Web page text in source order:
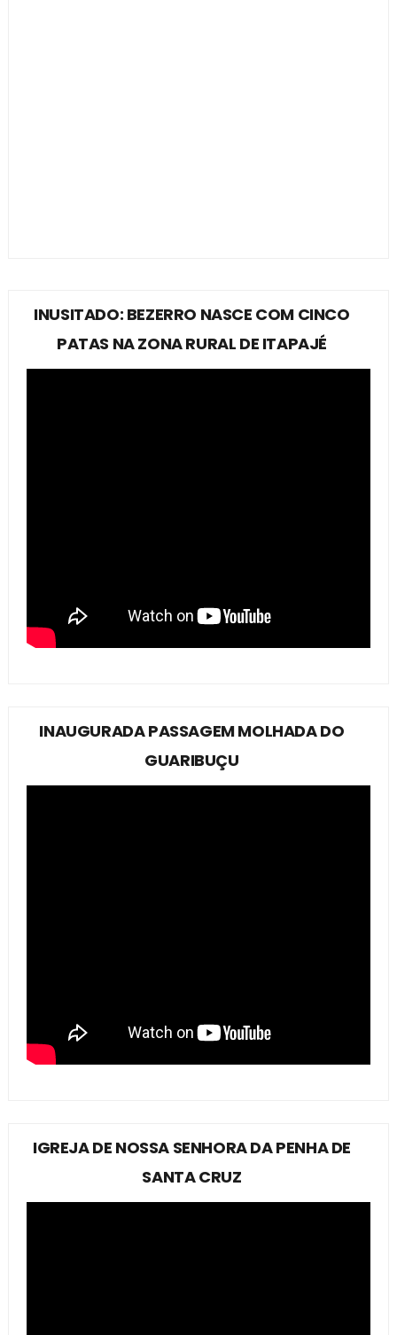
INUSITADO: BEZERRO NASCE COM CINCO
PATAS NA ZONA RURAL DE ITAPAJÉ
INAUGURADA PASSAGEM MOLHADA DO
GUARIBUÇU
IGREJA DE NOSSA SENHORA DA PENHA DE
SANTA CRUZ